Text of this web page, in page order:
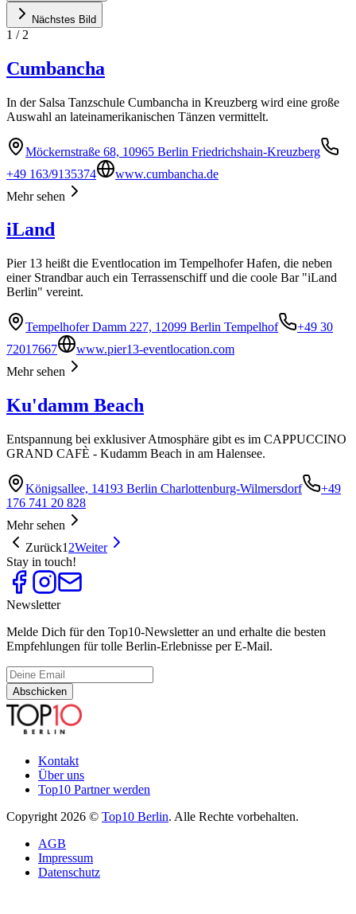
Nächstes Bild
1 / 2
Cumbancha
In der Salsa Tanzschule Cumbancha in Kreuzberg wird eine große
Auswahl an lateinamerikanischen Tänzen vermittelt.
Möckernstraße 68, 10965 Berlin Friedrichshain-Kreuzberg
+49 163/9135374
www.cumbancha.de
Mehr sehen
iLand
Pier 13 heißt die Eventlocation im Tempelhofer Hafen, die neben
einer Strandbar auch ein Terrassenschiff und die coole Bar "iLand
Berlin" vereint.
Tempelhofer Damm 227, 12099 Berlin Tempelhof
+49 30
72017667
www.pier13-eventlocation.com
Mehr sehen
Ku'damm Beach
Entspannung bei exklusiver Atmosphäre gibt es im CAPPUCCINO
GRAND CAFÈ - Kudamm Beach in am Halensee.
Königsallee, 14193 Berlin Charlottenburg-Wilmersdorf
+49
176 741 20 828
Mehr sehen
Zurück1 2Weiter
Stay in touch!
Newsletter
Melde Dich für den Top10-Newsletter an und erhalte die besten
Empfehlungen für tolle Berlin-Erlebnisse per E-Mail.
Abschicken
Kontakt
Über uns
Top10 Partner werden
Copyright 2026 © Top10 Berlin. Alle Rechte vorbehalten.
AGB
Impressum
Datenschutz